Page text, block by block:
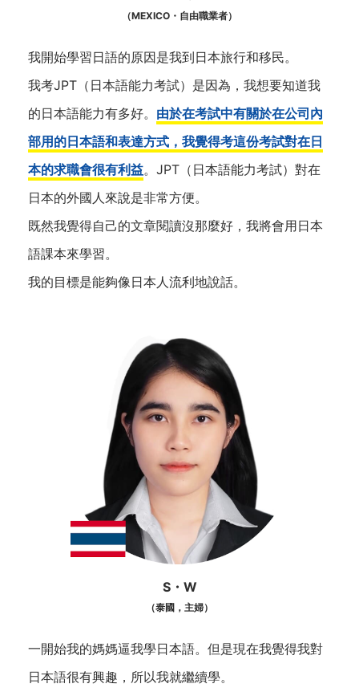
（MEXICO・自由職業者）
我開始學習日語的原因是我到日本旅行和移民。
我考JPT（日本語能力考試）是因為，我想要知道我
的日本語能力有多好。 由於在考試中有關於在公司內
部用的日本語和表達方式，我覺得考這份考試對在日
本的求職會很有利益。JPT（日本語能力考試）對在
日本的外國人來說是非常方便。
既然我覺得自己的文章閱讀沒那麼好，我將會用日本
語課本來學習。
我的目標是能夠像日本人流利地說話。
S・W
（泰國，主婦）
一開始我的媽媽逼我學日本語。但是現在我覺得我對
日本語很有興趣，所以我就繼續學。